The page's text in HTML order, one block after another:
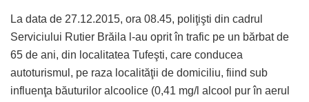
La data de 27.12.2015, ora 08.45, poliţişti din cadrul
Serviciului Rutier Brăila l-au oprit în trafic pe un bărbat de
65 de ani, din localitatea Tufeşti, care conducea
autoturismul, pe raza localităţii de domiciliu, fiind sub
influenţa băuturilor alcoolice (0,41 mg/l alcool pur în aerul